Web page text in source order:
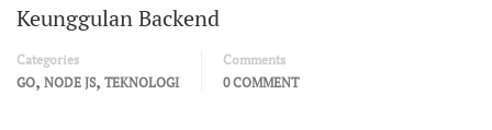
Keunggulan Backend
Categories
GO, NODE JS, TEKNOLOGI
Comments
0 COMMENT